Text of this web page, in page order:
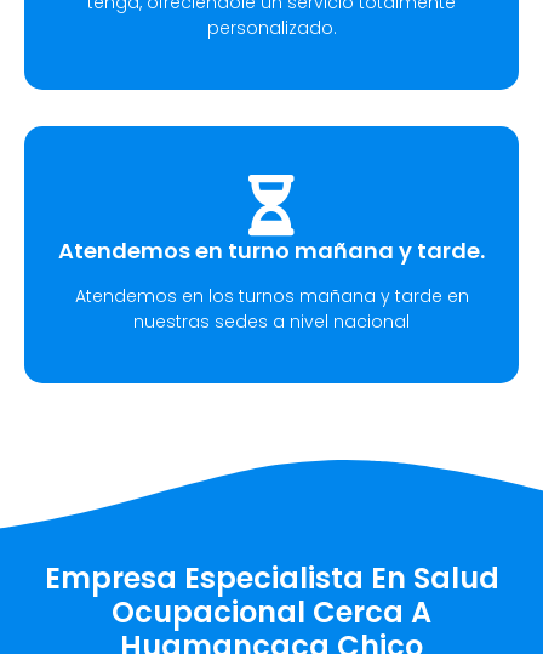
personalizado.
Atendemos en turno mañana y tarde.
Atendemos en los turnos mañana y tarde en
nuestras sedes a nivel nacional
Empresa Especialista En Salud
Ocupacional Cerca A
Huamancaca Chico